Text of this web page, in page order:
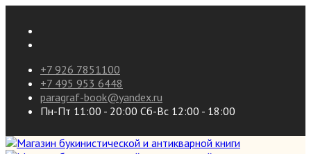
+7 926 7851100
+7 495 953 6448
paragraf-book@yandex.ru
Пн-Пт 11:00 - 20:00 Сб-Вс 12:00 - 18:00